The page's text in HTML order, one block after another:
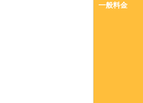
一般料金